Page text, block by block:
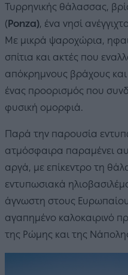
Τυρρηνικής θάλασσας,
(Ponza), ένα νησί
Με μικρά ψαροχώρια,
σπίτια και ακτές που
απόκρημνους βράχους και
ένας προορισμός που
φυσική ομορφιά.
Παρά την παρουσία
ατμόσφαιρα παραμένει
αργά, με επίκεντρο τη
εντυπωσιακά
άγνωστη στους
αγαπημένο καλοκαιρινό
της Ρώμης και της